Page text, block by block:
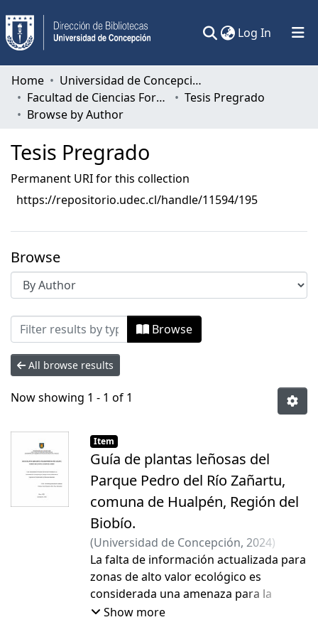
Log In (current)
Communities & Collections
All of DSpace
Home
Universidad de Concepción
Facultad de Ciencias Forestales
Tesis Pregrado
Browse by Author
Tesis Pregrado
Permanent URI for this collection
https://repositorio.udec.cl/handle/11594/195
Browse
Browsing Tesis Pregrado by Author
Browse
All browse results
Now showing 1 - 1 of 1
Item
Guía de plantas leñosas del
Parque Pedro del Río Zañartu,
comuna de Hualpén, Región del
Biobío.
(Universidad de Concepción, 2024)
Aburto Cabezas, Fernanda Ignacia; Peña
Fernández, Eduardo Arturo
La falta de información actualizada para
zonas de alto valor ecológico es
considerada una amenaza para la
biodiversidad y estabilidad de los
Show more